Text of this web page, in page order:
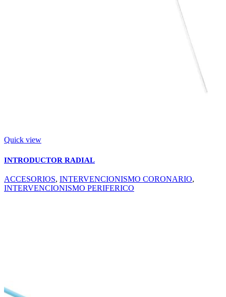
Quick view
INTRODUCTOR RADIAL
ACCESORIOS, INTERVENCIONISMO CORONARIO,
INTERVENCIONISMO PERIFERICO